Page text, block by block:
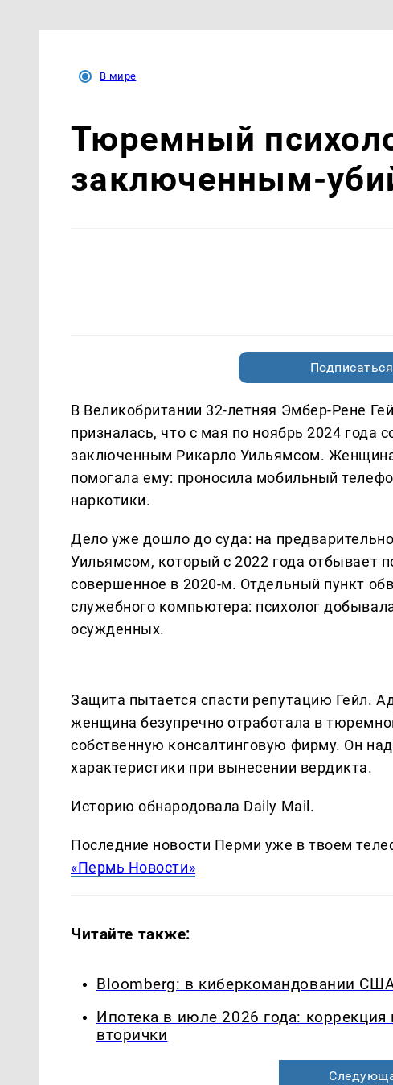
В мире
Тюремный
заключенным-
В Великобритании 32-летняя Эмбер-Рене
призналась, что с мая по ноябрь 2024 года
заключенным Рикарло Уильямсом. Женщина
помогала ему: проносила мобильный
наркотики.
Дело уже дошло до суда: на
Уильямсом, который с 2022 года отбывает
совершенное в 2020-м. Отдельный пункт
служебного компьютера: психолог
осужденных.
Защита пытается спасти репутацию Гейл.
женщина безупречно отработала в
собственную консалтинговую фирму. Он
характеристики при вынесении вердикта.
Историю обнародовала Daily Mail.
Последние новости Перми уже в твоем
«Пермь Новости»
Читайте также:
Bloomberg: в киберкомандовании
Ипотека в июле 2026 года:
вторички